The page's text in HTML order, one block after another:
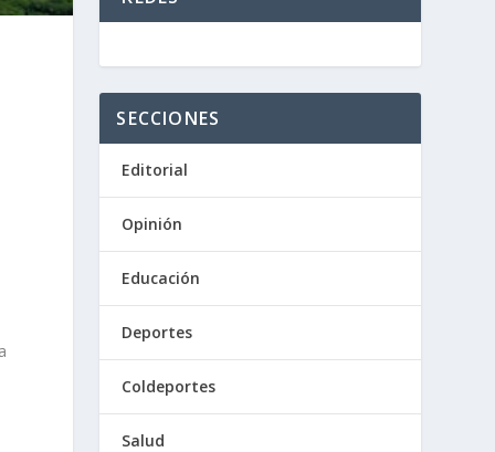
SECCIONES
Editorial
Opinión
Educación
Deportes
Coldeportes
Salud